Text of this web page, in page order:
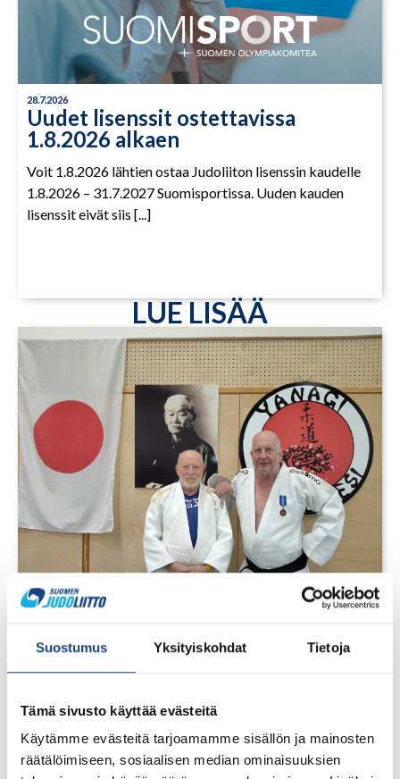
Suostumus Yksityiskohdat Tietoja
Tämä sivusto käyttää evästeitä
Käytämme evästeitä tarjoamamme sisällön ja mainosten
räätälöimiseen, sosiaalisen median ominaisuuksien
28.7.2026
Uudet lisenssit ostettavissa
1.8.2026 alkaen
Voit 1.8.2026 lähtien ostaa Judoliiton lisenssin kaudelle
1.8.2026 – 31.7.2027 Suomisportissa. Uuden kauden
lisenssit eivät siis [...]
LUE LISÄÄ
huomionosoitus